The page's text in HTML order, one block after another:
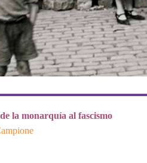
la monarquía al fascismo